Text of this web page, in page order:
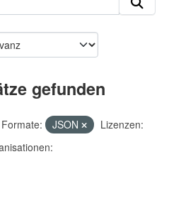
gefunden
Formate: JSON
Lizenzen: